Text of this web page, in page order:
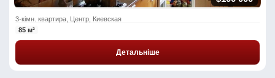
3-кімн. квартира, Центр, Киевская
85 м²
Детальніше